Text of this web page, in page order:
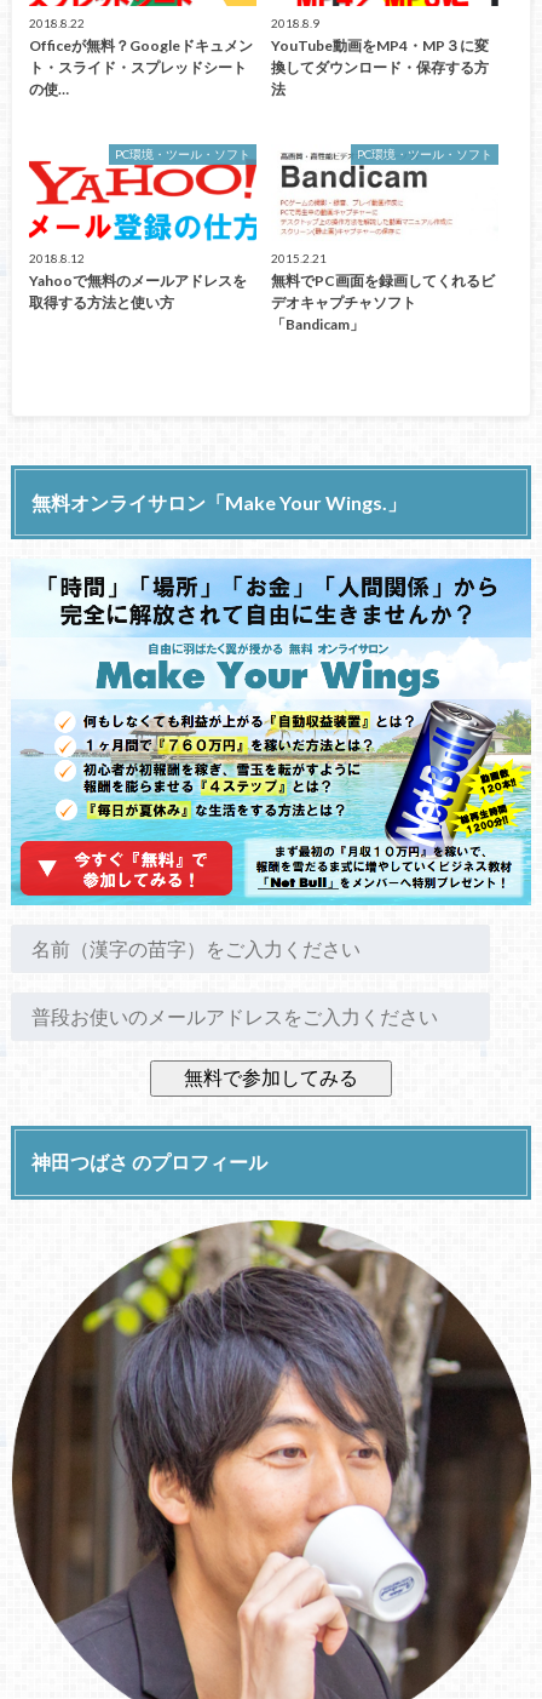
2018.8.22
Officeが無料？Googleドキュメン
ト・スライド・スプレッドシート
の使…
2018.8.9
YouTube動画をMP4・MP３に変
換してダウンロード・保存する方
法
PC環境・ツール・ソフト
2018.8.12
Yahooで無料のメールアドレスを
取得する方法と使い方
PC環境・ツール・ソフト
2015.2.21
無料でPC画面を録画してくれるビ
デオキャプチャソフト
「Bandicam」
無料オンライサロン「Make Your Wings.」
神田つばさ のプロフィール